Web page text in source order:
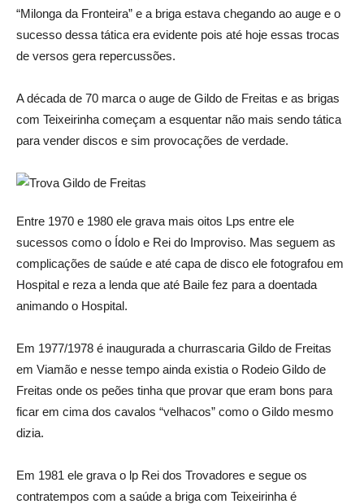
“Milonga da Fronteira” e a briga estava chegando ao auge e o
sucesso dessa tática era evidente pois até hoje essas trocas
de versos gera repercussões.
A década de 70 marca o auge de Gildo de Freitas e as brigas
com Teixeirinha começam a esquentar não mais sendo tática
para vender discos e sim provocações de verdade.
Entre 1970 e 1980 ele grava mais oitos Lps entre ele
sucessos como o Ídolo e Rei do Improviso. Mas seguem as
complicações de saúde e até capa de disco ele fotografou em
Hospital e reza a lenda que até Baile fez para a doentada
animando o Hospital.
Em 1977/1978 é inaugurada a churrascaria Gildo de Freitas
em Viamão e nesse tempo ainda existia o Rodeio Gildo de
Freitas onde os peões tinha que provar que eram bons para
ficar em cima dos cavalos “velhacos” como o Gildo mesmo
dizia.
Em 1981 ele grava o lp Rei dos Trovadores e segue os
contratempos com a saúde a briga com Teixeirinha é